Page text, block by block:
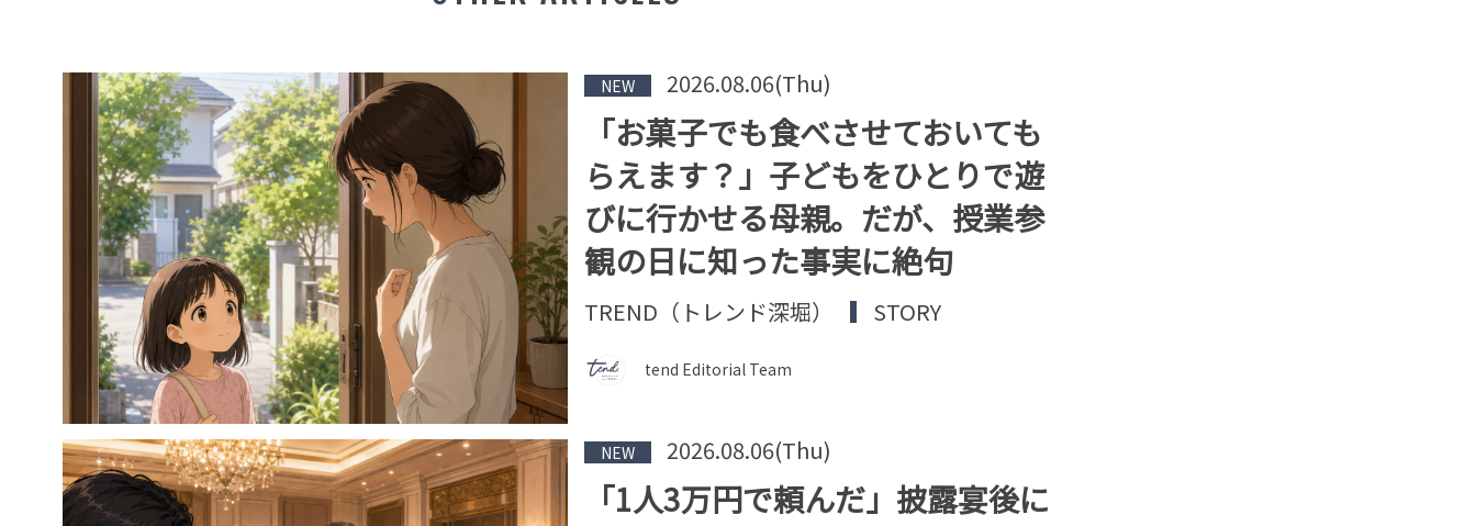
NEW 2026.08.06(Thu)
「お菓子でも食べさせておいても
らえます？」子どもをひとりで遊
びに行かせる母親。だが、授業参
観の日に知った事実に絶句
TREND（トレンド深堀） STORY
tend Editorial Team
NEW 2026.08.06(Thu)
「1人3万円で頼んだ」披露宴後に